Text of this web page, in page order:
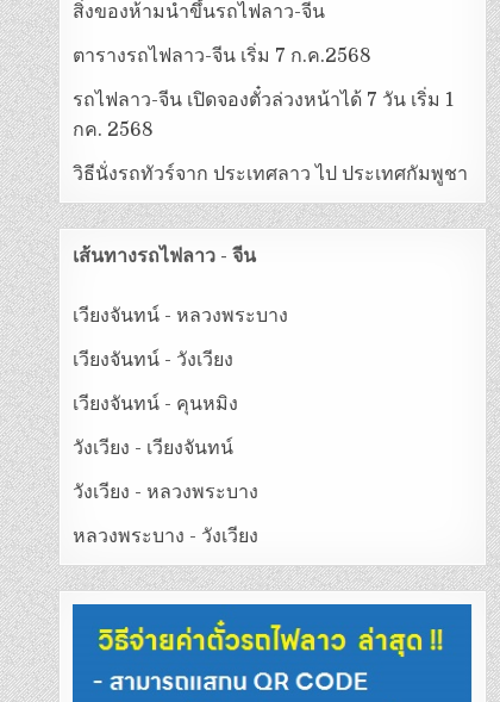
สิ่งของห้ามนำขึ้นรถไฟลาว-จีน
ตารางรถไฟลาว-จีน เริ่ม 7 ก.ค.2568
รถไฟลาว-จีน เปิดจองตั๋วล่วงหน้าได้ 7 วัน เริ่ม 1
กค. 2568
วิธีนั่งรถทัวร์จาก ประเทศลาว ไป ประเทศกัมพูชา
เส้นทางรถไฟลาว - จีน
เวียงจันทน์ - หลวงพระบาง
เวียงจันทน์ - วังเวียง
เวียงจันทน์ - คุนหมิง
วังเวียง - เวียงจันทน์
วังเวียง - หลวงพระบาง
หลวงพระบาง - วังเวียง